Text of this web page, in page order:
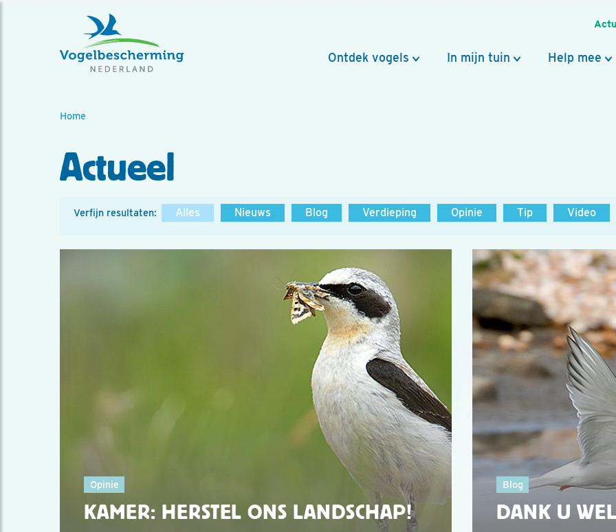
Ontdek vogels In mijn tuin Help mee
Home
Actueel
Verfijn resultaten: Alles Nieuws Blog Verdieping Opinie Tip Video
Opinie
KAMER: HERSTEL ONS LANDSCHAP!
Blog
DANK U